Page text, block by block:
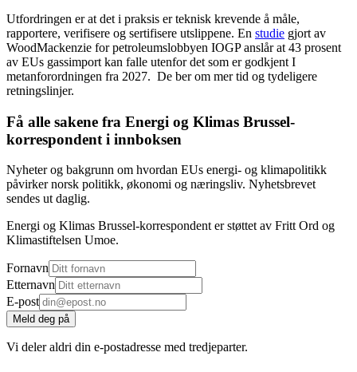
Utfordringen er at det i praksis er teknisk krevende å måle,
rapportere, verifisere og sertifisere utslippene. En studie gjort av
WoodMackenzie for petroleumslobbyen IOGP anslår at 43 prosent
av EUs gassimport kan falle utenfor det som er godkjent I
metanforordningen fra 2027. De ber om mer tid og tydeligere
retningslinjer.
Få alle sakene fra Energi og Klimas Brussel-
korrespondent i innboksen
Nyheter og bakgrunn om hvordan EUs energi- og klimapolitikk
påvirker norsk politikk, økonomi og næringsliv. Nyhetsbrevet
sendes ut daglig.
Energi og Klimas Brussel-korrespondent er støttet av Fritt Ord og
Klimastiftelsen Umoe.
Fornavn
Etternavn
E-post
Meld deg på
Vi deler aldri din e-postadresse med tredjeparter.